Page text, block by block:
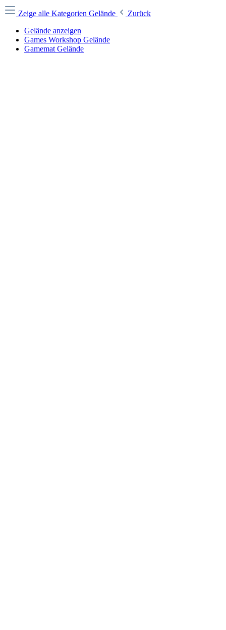
Zeige alle Kategorien Gelände
Zurück
Gelände anzeigen
Games Workshop Gelände
Gamemat Gelände